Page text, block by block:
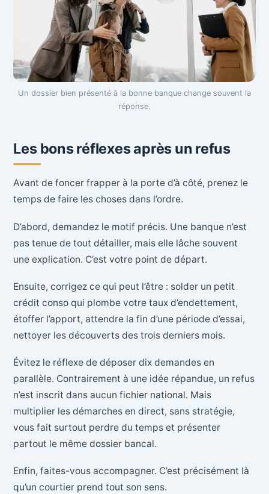
Un dossier bien présenté à la bonne banque change souvent la
réponse.
Les bons réflexes après un refus
Avant de foncer frapper à la porte d’à côté, prenez le
temps de faire les choses dans l’ordre.
D’abord, demandez le motif précis. Une banque n’est
pas tenue de tout détailler, mais elle lâche souvent
une explication. C’est votre point de départ.
Ensuite, corrigez ce qui peut l’être : solder un petit
crédit conso qui plombe votre taux d’endettement,
étoffer l’apport, attendre la fin d’une période d’essai,
nettoyer les découverts des trois derniers mois.
Évitez le réflexe de déposer dix demandes en
parallèle. Contrairement à une idée répandue, un refus
n’est inscrit dans aucun fichier national. Mais
multiplier les démarches en direct, sans stratégie,
vous fait surtout perdre du temps et présenter
partout le même dossier bancal.
Enfin, faites-vous accompagner. C’est précisément là
qu’un courtier prend tout son sens.